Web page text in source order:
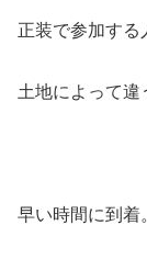
正装で参加する
土地によって違
早い時間に到着